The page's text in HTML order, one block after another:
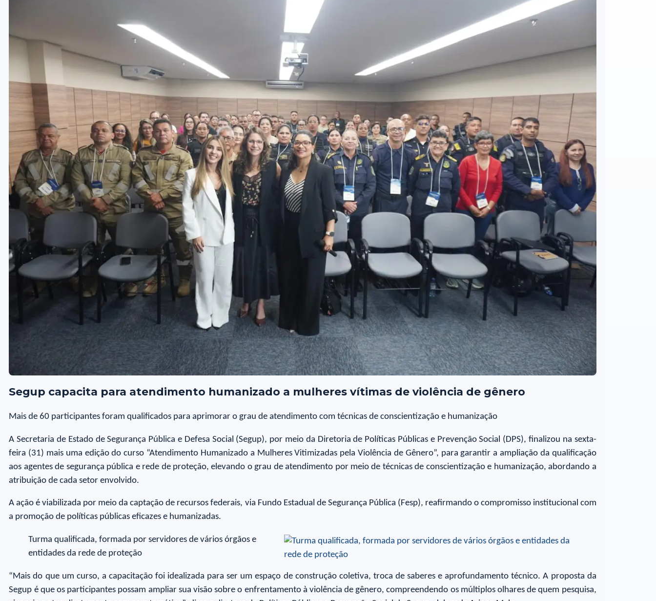
Segup capacita para atendimento humanizado a mulheres vítimas de violência de gênero
Mais de 60 participantes foram qualificados para aprimorar o grau de atendimento com técnicas de conscientização e humanização
A Secretaria de Estado de Segurança Pública e Defesa Social (Segup), por meio da Diretoria de Políticas Públicas e Prevenção Social (DPS), finalizou na sexta-
feira (31) mais uma edição do curso “Atendimento Humanizado a Mulheres Vitimizadas pela Violência de Gênero”, para garantir a ampliação da qualificação
aos agentes de segurança pública e rede de proteção, elevando o grau de atendimento por meio de técnicas de conscientização e humanização, abordando a
atribuição de cada setor envolvido.
A ação é viabilizada por meio da captação de recursos federais, via Fundo Estadual de Segurança Pública (Fesp), reafirmando o compromisso institucional com
a promoção de políticas públicas eficazes e humanizadas.
Turma qualificada, formada por servidores de vários órgãos e
entidades da rede de proteção
“Mais do que um curso, a capacitação foi idealizada para ser um espaço de construção coletiva, troca de saberes e aprofundamento técnico. A proposta da
Segup é que os participantes possam ampliar sua visão sobre o enfrentamento à violência de gênero, compreendendo os múltiplos olhares de quem pesquisa,